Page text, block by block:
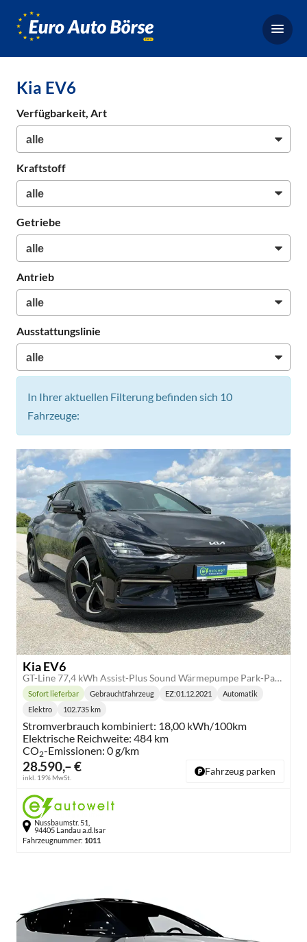
Börse,
Neuwagen
Kia EV6
Verfügbarkeit, Art
Kraftstoff
Getriebe
Antrieb
Ausstattungslinie
In Ihrer aktuellen Filterung befinden sich 10
Fahrzeuge:
Kia EV6
GT-Line 77,4 kWh Assist-Plus Sound Wärmepumpe Park-Paket
28.590,– €
inkl. 19% MwSt.
Lieferzeit:
Sofort lieferbar Gebrauchtfahrzeug EZ:01.12.2021
Getriebe:
Automatik
Kraftstoff:
Elektro
Kilometerstand:
102.735 km
Stromverbrauch kombiniert: 18,00 kWh/100km
Elektrische Reichweite: 484 km
CO2-Emissionen: 0 g/km
Fahrzeug parken
Nussbaumstr. 51,
94405 Landau a.d.Isar
Fahrzeugnummer: 1011